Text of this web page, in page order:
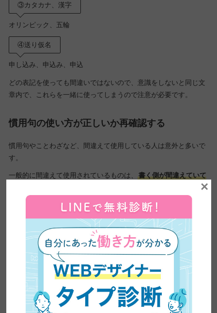
③カタカナ、漢字
オリンピック、五輪
④送り仮名
申し込み、申込み、申込
どの表記を使っても間違いではないので、意識をしないと同じ文
章内で、これらを一緒に使ってしまうので注意が必要です。
慣用句の使い方が正しいか再確認する
慣用句やことわざなど、間違えて使用している人は意外と多いで
す。
一般的に間違えて使用されているものは、
書く側が間違えていて
も読み進められることが多いですが、正しい意味を知っている人
が読めば言語力を疑われることもあります。
たとえば、「割愛する」の意味を「不要なものを省略する」と覚
えていませんか？
「惜しいと思うものを手放す」が正しい意味なのですが、
少し前まで私も間違って認識していました。
せっかく上手な文章を書いても、言葉を間違えていると信頼を失
ってしまう可能性があるので、使い方や意味を正確に捉えられて
いるか再度チェックをしましょう。
×